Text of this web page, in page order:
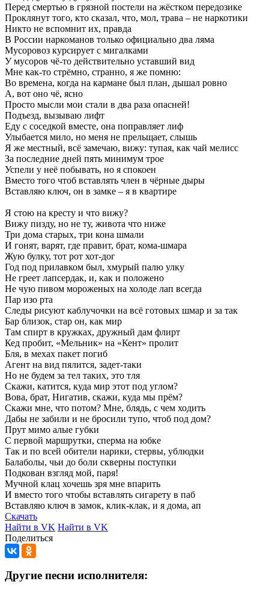
Перед смертью в грязной постели на жёстком передозике
Проклянут того, кто сказал, что, мол, трава – не наркотики
Никто не вспомнит их, правда
В России наркоманов только официально два ляма
Мусоровоз курсирует с мигалками
У мусоров чё-то действительно уставший вид
Мне как-то стрёмно, странно, я же помню:
Во времена, когда на кармане был план, дышал ровно
А, вот оно чё, ясно
Просто мысли мои стали в два раза опасней!
Подъезд, вызываю лифт
Еду с соседкой вместе, она поправляет лиф
Улыбается мило, но меня не прельщает, слышь
Я же местный, всё замечаю, вижу: тупая, как чай мелисс
За последние дней пять минимум трое
Успели у неё побывать, но я спокоен
Вместо того чтоб вставлять член в чёрные дыры
Вставляю ключ, он в замке – я в квартире
Я стою на кресту и что вижу?
Вижу пизду, но не ту, живота что ниже
Три дома старых, три кона шмали
И гонят, варят, где правит, брат, кома-шмара
Жую булку, тот рот хот-дог
Год под прилавком был, хмурый палю улку
Не греет лапсердак, и, как и положено
Не чую пивом мороженых на холоде лап всегда
Пар изо рта
Следы рисуют каблучочки на всё готовых шмар и за так
Бар близок, стар он, как мир
Там спирт в кружках, дружный дам флирт
Кед пробит, «Мельник» на «Кент» пролит
Бля, в мехах пакет погиб
Агент на вид пялится, задет-таки
Но не будем за тел таких, это тля
Скажи, катится, куда мир этот под углом?
Вова, брат, Нигатив, скажи, куда мы прём?
Скажи мне, что потом? Мне, блядь, с чем ходить
Дабы не забили и не бросили тупо, чтоб под дом?
Прут мимо алые губки
С первой маршрутки, сперма на юбке
Так и по всей обители нарики, стервы, ублюдки
Балаболы, чьи до боли скверны поступки
Подкован взгляд мой, паря!
Мучной клац хочешь зря мне впарить
И вместо того чтобы вставлять сигарету в паб
Вставляю ключ в замок, клик-клак, и я дома, ап
Скачать
Найти в VK Найти в VK
Поделиться
Другие песни исполнителя: